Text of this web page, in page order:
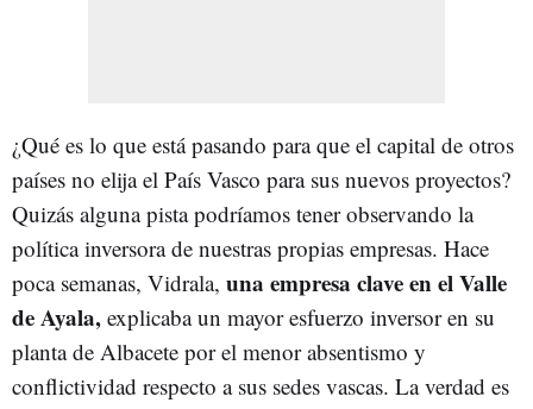
¿Qué es lo que está pasando para que el capital de otros
países no elija el País Vasco para sus nuevos proyectos?
Quizás alguna pista podríamos tener observando la
política inversora de nuestras propias empresas. Hace
poca semanas, Vidrala, una empresa clave en el Valle
de Ayala, explicaba un mayor esfuerzo inversor en su
planta de Albacete por el menor absentismo y
conflictividad respecto a sus sedes vascas. La verdad es